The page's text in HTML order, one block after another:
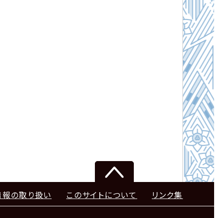
の取り扱い このサイトについて リンク集